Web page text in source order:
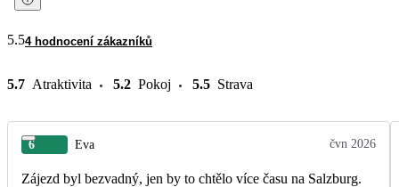
5.54 hodnocení zákazníků
5.7 Atraktivita 5.2 Pokoj 5.5 Strava
6 Eva čvn 2026
Zájezd byl bezvadný, jen by to chtělo více času na Salzburg.